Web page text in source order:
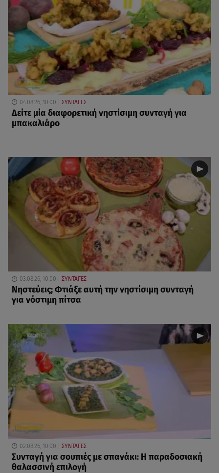
04.08.26, 10:00 ΣΥΝΤΑΓΕΣ
Δείτε μία διαφορετική νηστίσιμη συνταγή για
μπακαλιάρο
03.08.26, 10:00 ΣΥΝΤΑΓΕΣ
Νηστεύεις; Φτιάξε αυτή την νηστίσιμη συνταγή
για νόστιμη πίτσα
02.08.26, 10:00 ΣΥΝΤΑΓΕΣ
Συνταγή για σουπιές με σπανάκι: Η παραδοσιακή
θαλασσινή επιλογή